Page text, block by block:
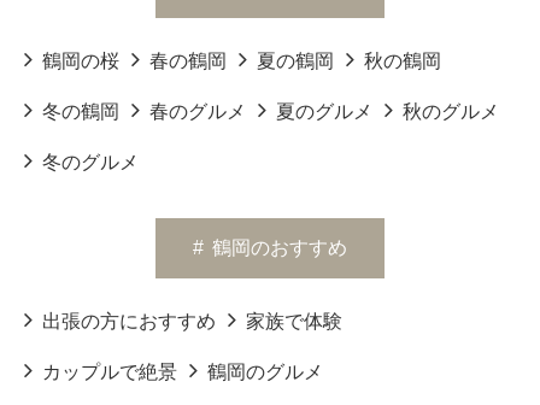
鶴岡の桜 春の鶴岡 夏の鶴岡 秋の鶴岡
冬の鶴岡 春のグルメ 夏のグルメ 秋のグルメ
冬のグルメ
# 鶴岡のおすすめ
出張の方におすすめ 家族で体験
カップルで絶景 鶴岡のグルメ